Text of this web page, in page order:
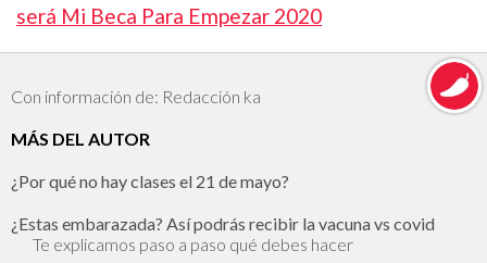
será Mi Beca Para Empezar 2020
Con información de: Redacción ka
MÁS DEL AUTOR
¿Por qué no hay clases el 21 de mayo?
¿Estas embarazada? Así podrás recibir la vacuna vs covid
Te explicamos paso a paso qué debes hacer